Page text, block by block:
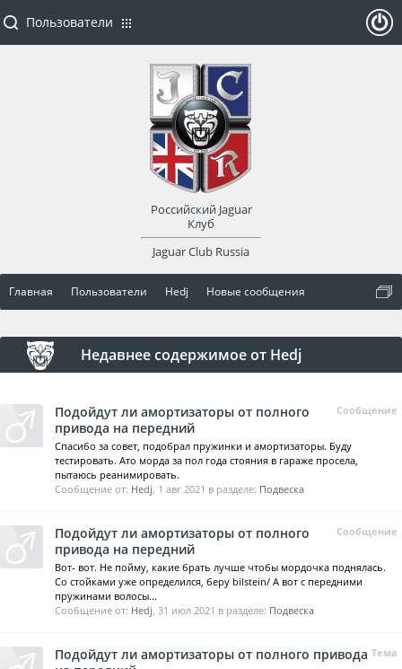
Главная Пользователи Hedj Новые сообщения
Недавнее содержимое от Hedj
Сообщение
Подойдут ли амортизаторы от полного
привода на передний
Спасибо за совет, подобрал пружинки и амортизаторы. Буду
тестировать. Ато морда за пол года стояния в гараже просела,
пытаюсь реанимировать.
Сообщение от: Hedj, 1 авг 2021 в разделе: Подвеска
Сообщение
Подойдут ли амортизаторы от полного
привода на передний
Вот- вот. Не пойму, какие брать лучше чтобы мордочка поднялась.
Со стойками уже определился, беру bilstein/ А вот с передними
пружинами волосы...
Сообщение от: Hedj, 31 июл 2021 в разделе: Подвеска
Тема
Подойдут ли амортизаторы от полного привода
Пользователи
Российский Jaguar
Клуб
Jaguar Club Russia
оват